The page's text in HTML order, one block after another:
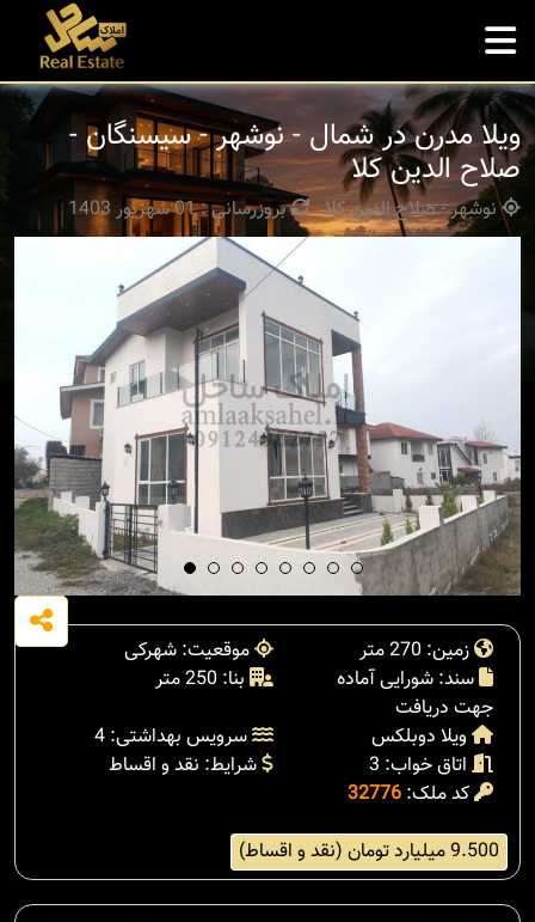
ویلا مدرن در شمال - نوشهر - سیسنگان -
صلاح الدین کلا
نوشهر - صلاح الدین کلا بروزرسانی : 01 شهریور 1403
زمین: 270 متر
موقعیت: شهرکی
سند: شورایی آماده
جهت دریافت
بنا: 250 متر
ویلا دوبلکس
سرویس بهداشتی: 4
اتاق خواب: 3
شرایط: نقد و اقساط
کد ملک: 32776
9.500 میلیارد تومان (نقد و اقساط)